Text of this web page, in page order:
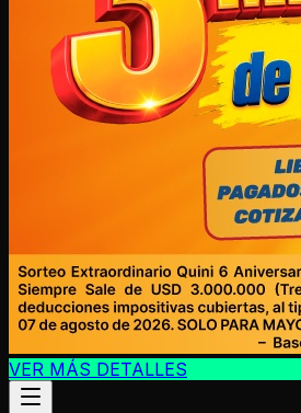
VER MÁS DETALLES